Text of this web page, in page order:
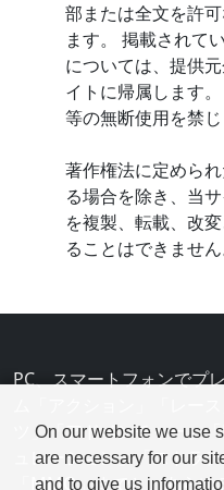
部または全文を許
ます。 掲載されて
については、提供
イトに帰属します
等の無断使用を禁じ
著作権法に定めら
る場合を除き、当
を複製、転載、改
ることはできません
PC、スマートフォンでプ
ム「アクション」「レー
ツ」「アドベンチャー」
ュレーション」「ストラ
「MMO」までと、あら
On our website we use
are necessary for our
and to give us